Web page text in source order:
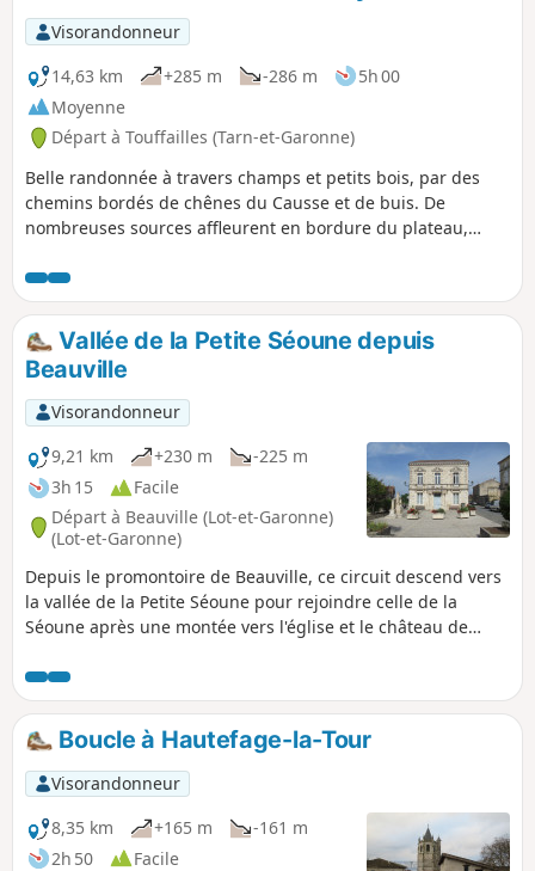
village de Saint-Avit qui abrite le Musée Bernard
Palissy (potier, émailleur, peintre, artisan verrier,
écrivain et savant).
Visorandonneur
14,63 km
+285 m -286 m
5h 00
Moyenne
Départ à Touffailles (Tarn-et-Garonne)
Belle randonnée à travers champs et petits bois, par des
chemins bordés de chênes du Causse et de buis. De
nombreuses sources affleurent en bordure du plateau,
couleur des pierres des maisons caractérisent le Quercy
Blanc et le Pays de Serres.
Vallée de la Petite Séoune depuis
Beauville
Visorandonneur
9,21 km
+230 m
-225 m
3h 15
Facile
Départ à Beauville (Lot-et-Garonne)
(Lot-et-Garonne)
Depuis le promontoire de Beauville, ce circuit descend vers
la vallée de la Petite Séoune pour rejoindre celle de la
Séoune après une montée vers l'église et le château de
Boucle à Hautefage-la-Tour
Visorandonneur
8,35 km
+165 m
-161 m
2h 50
Facile